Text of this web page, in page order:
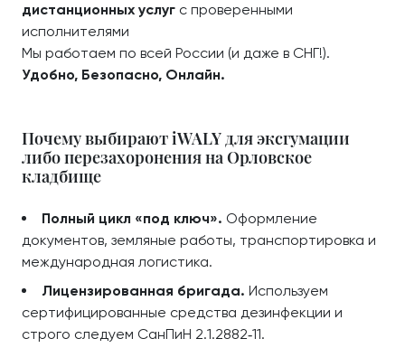
дистанционных услуг с проверенными
исполнителями
Мы работаем по всей России (и даже в СНГ!).
Удобно, Безопасно, Онлайн.
Почему выбирают iWALY для эксгумации
либо перезахоронения на Орловское
кладбище
Полный цикл «под ключ». Оформление
документов, земляные работы, транспортировка и
международная логистика.
Лицензированная бригада. Используем
сертифицированные средства дезинфекции и
строго следуем СанПиН 2.1.2882‑11.